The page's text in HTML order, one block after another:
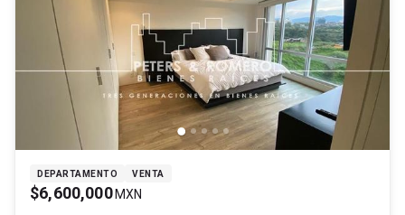
DEPARTAMENTO VENTA
$6,600,000 MXN